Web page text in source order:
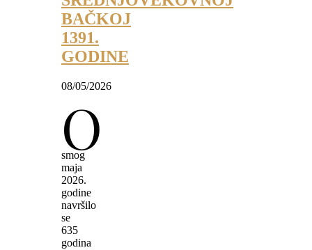
BAČKOJ
1391.
GODINE
08/05/2026
O
smog
maja
2026.
godine
navršilo
se
635
godina